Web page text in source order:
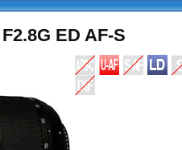
ED AF-S